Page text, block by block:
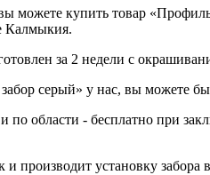
можете купить товар
Калмыкия.
за 2 недели с
серый» у нас, вы можете
по области - бесплатно при
и производит установку